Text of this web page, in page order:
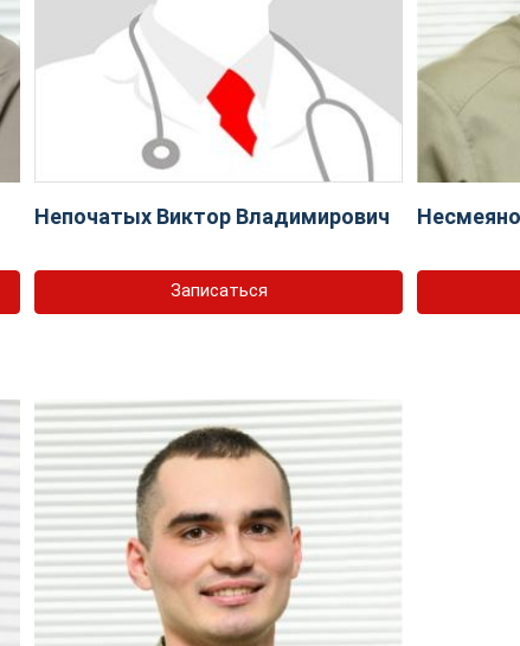
Непочатых Виктор Владимирович
Записаться